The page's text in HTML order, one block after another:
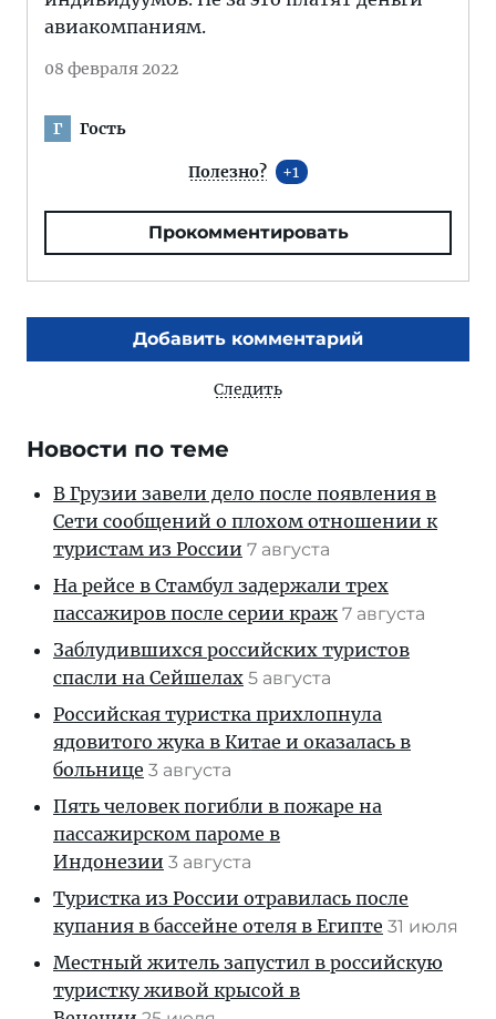
авиакомпаниям.
08 февраля 2022
Г Гость
Полезно? 1
Прокомментировать
Добавить комментарий
Следить
Новости по теме
В Грузии завели дело после появления в
Сети сообщений о плохом отношении к
туристам из России 7 августа
На рейсе в Стамбул задержали трех
пассажиров после серии краж 7 августа
Заблудившихся российских туристов
спасли на Сейшелах 5 августа
Российская туристка прихлопнула
ядовитого жука в Китае и оказалась в
больнице 3 августа
Пять человек погибли в пожаре на
пассажирском пароме в
Индонезии 3 августа
Туристка из России отравилась после
купания в бассейне отеля в Египте 31 июля
Местный житель запустил в российскую
туристку живой крысой в